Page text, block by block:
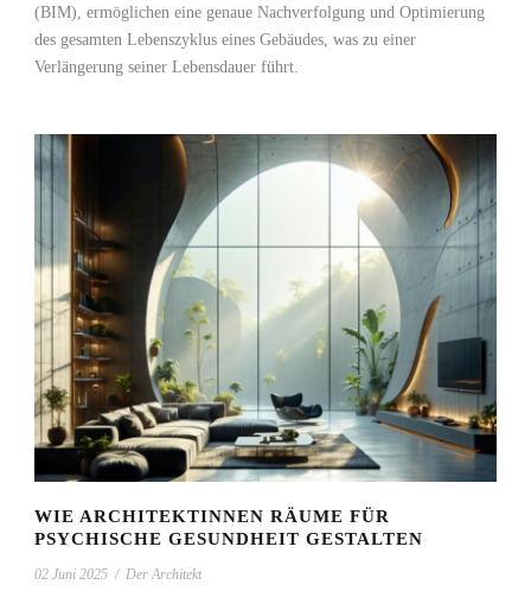
(BIM), ermöglichen eine genaue Nachverfolgung und Optimierung
des gesamten Lebenszyklus eines Gebäudes, was zu einer
Verlängerung seiner Lebensdauer führt.
WIE ARCHITEKTINNEN RÄUME FÜR
PSYCHISCHE GESUNDHEIT GESTALTEN
02 Juni 2025 / Der Architekt